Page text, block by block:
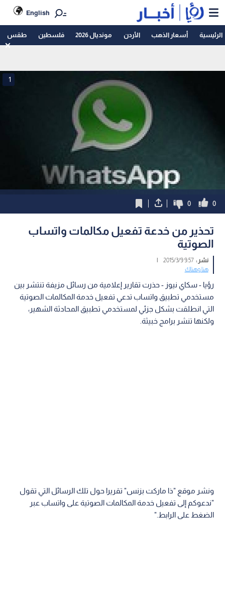
English
الرئيسية أسعار الذهب الأردن مونديال 2026 فلسطين طقس
1
0
0
تحذير من خدعة تفعيل مكالمات واتساب
الصوتية
نشر :9:57 2015/3/9
|
هنا وهناك
رؤيا - سكاي نيوز - حذرت تقارير إعلامية من رسائل مزيفة تنتشر بين
مستخدمي تطبيق واتساب تدعي تفعيل خدمة المكالمات الصوتية
التي انطلقت بشكل جزئي لمستخدمي تطبيق المحادثة الشهير،
ولكنها تنشر برامج خبيثة.
ونشر موقع "ذا ماركت بزنس" تقريرا حول تلك الرسائل التي تقول
"ندعوكم إلى تفعيل خدمة المكالمات الصوتية على واتساب عبر
الضغط على الرابط."